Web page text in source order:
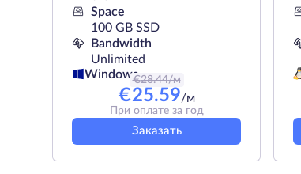
Space
100 GB SSD
Bandwidth
Unlimited
Windows
€28.44/м
€25.59/м
При оплате за год
Заказать